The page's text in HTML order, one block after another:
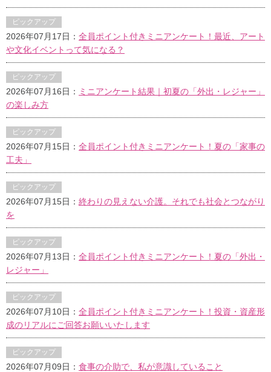
ピックアップ
2026年07月17日： 全員ポイント付きミニアンケート！最近、アート
や文化イベントって気になる？
ピックアップ
2026年07月16日： ミニアンケート結果｜初夏の「外出・レジャー」
の楽しみ方
ピックアップ
2026年07月15日： 全員ポイント付きミニアンケート！夏の「家事の
工夫」
ピックアップ
2026年07月15日： 終わりの見えない介護。それでも社会とつながり
を
ピックアップ
2026年07月13日： 全員ポイント付きミニアンケート！夏の「外出・
レジャー」
ピックアップ
2026年07月10日： 全員ポイント付きミニアンケート！投資・資産形
成のリアルにご回答お願いいたします
ピックアップ
2026年07月09日： 食事の介助で、私が意識していること